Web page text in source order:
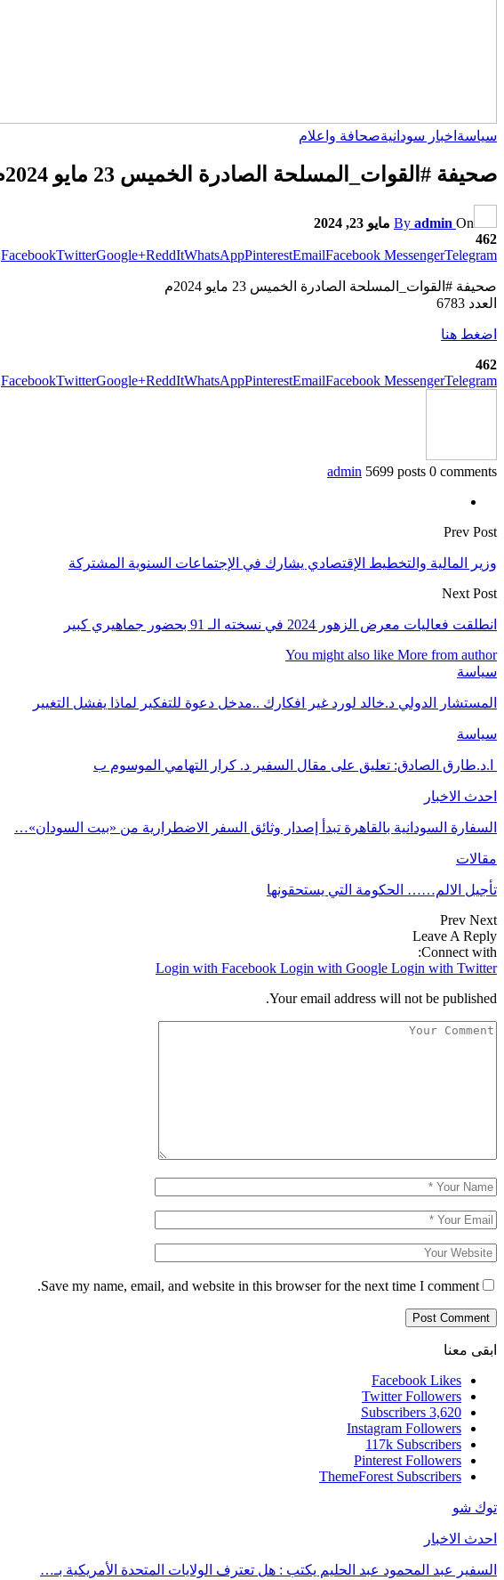
سياسة اخبار سودانيةصحافة واعلام
صحيفة #القوات_المسلحة الصادرة الخميس 23 مايو 2024م العدد 6783
By admin On
مايو 23, 2024
462
FacebookTwitterGoogle+ReddItWhatsAppPinterestEmailFacebook MessengerTelegram
صحيفة #القوات_المسلحة الصادرة الخميس 23 مايو 2024م
العدد 6783
اضغط هنا
462
FacebookTwitterGoogle+ReddItWhatsAppPinterestEmailFacebook MessengerTelegram
admin 5699 posts 0 comments
Prev Post
وزير المالية والتخطيط الإقتصادي يشارك في الإجتماعات السنوية المشتركة
Next Post
انطلقت فعاليات معرض الزهور 2024 في نسخته الـ 91 بحضور جماهيري كبير
You might also like More from author
سياسة
المستشار الدولي د.خالد لورد غير افكارك ..مدخل دعوة للتفكير لماذا يفشل التغيير
سياسة
ا.د.طارق الصادق: تعليق على مقال السفير د. كرار التهامي الموسوم ب
احدث الاخبار
السفارة السودانية بالقاهرة تبدأ إصدار وثائق السفر الاضطرارية من «بيت السودان»…
مقالات
تأجيل الالم…… الحكومة التي يستحقونها
Prev Next
Leave A Reply
Connect with:
Login with Facebook Login with Google Login with Twitter
Your email address will not be published.
Save my name, email, and website in this browser for the next time I comment.
ابقى معنا
Facebook Likes
Twitter Followers
3,620
Subscribers
Instagram Followers
117k Subscribers
Pinterest Followers
ThemeForest Subscribers
توك شو
احدث الاخبار
السفير عبد المحمود عبد الحليم يكتب : هل تعترف الولايات المتحدة الأمريكية بـ…